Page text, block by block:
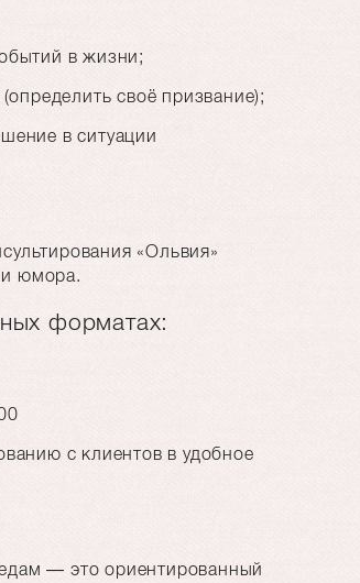
в жизни;
своё призвание);
в ситуации
«Ольвия»
юмора.
форматах:
с клиентов в удобное
— это ориентированный